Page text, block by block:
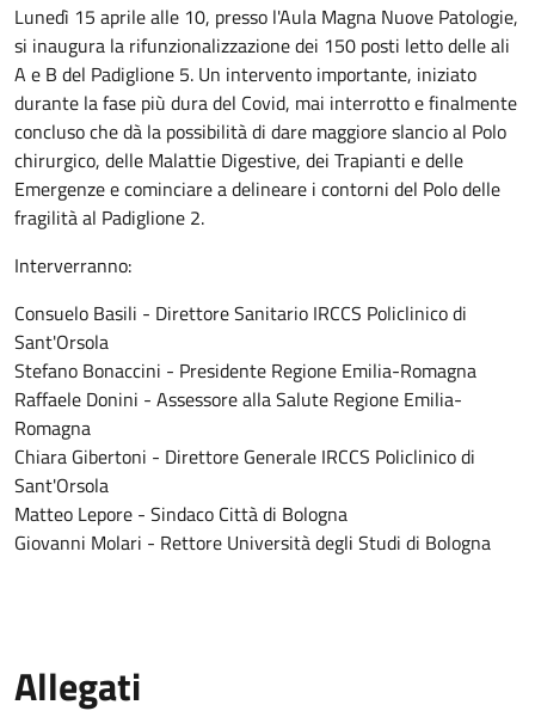
Lunedì 15 aprile alle 10, presso l'Aula Magna Nuove Patologie,
si inaugura la rifunzionalizzazione dei 150 posti letto delle ali
A e B del Padiglione 5. Un intervento importante, iniziato
durante la fase più dura del Covid, mai interrotto e finalmente
concluso che dà la possibilità di dare maggiore slancio al Polo
chirurgico, delle Malattie Digestive, dei Trapianti e delle
Emergenze e cominciare a delineare i contorni del Polo delle
fragilità al Padiglione 2.
Interverranno:
Consuelo Basili - Direttore Sanitario IRCCS Policlinico di
Sant'Orsola
Stefano Bonaccini - Presidente Regione Emilia-Romagna
Raffaele Donini - Assessore alla Salute Regione Emilia-
Romagna
Chiara Gibertoni - Direttore Generale IRCCS Policlinico di
Sant'Orsola
Matteo Lepore - Sindaco Città di Bologna
Giovanni Molari - Rettore Università degli Studi di Bologna
Allegati